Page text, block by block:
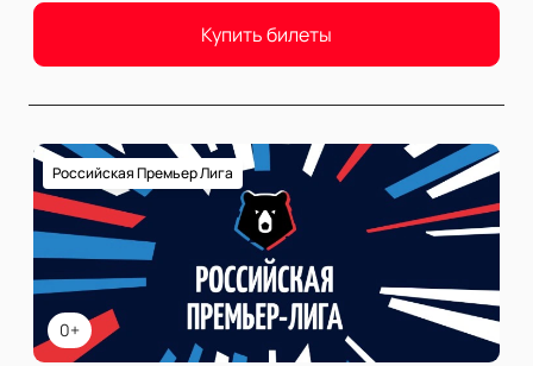
Купить билеты
0+
Российская Премьер Лига